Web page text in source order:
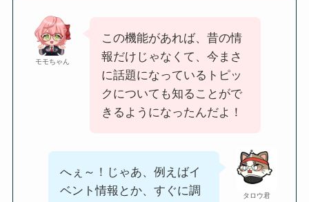
モモちゃん
この機能があれば、昔の情
報だけじゃなくて、今まさ
に話題になっているトピッ
クについても知ることがで
きるようになったんだよ！
タロウ君
へぇ～！じゃあ、例えばイ
ベント情報とか、すぐに調